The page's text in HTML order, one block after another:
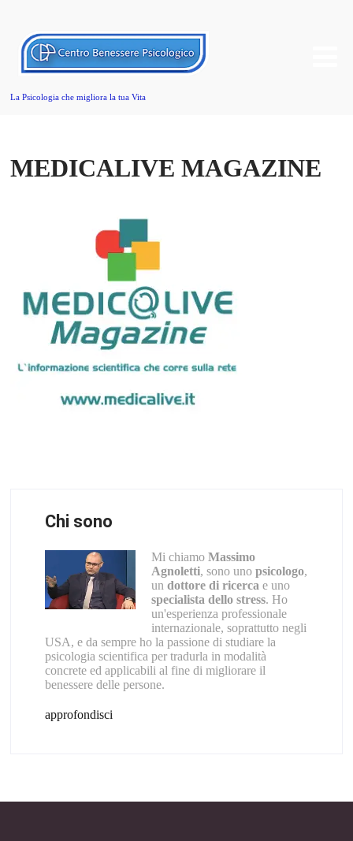
La Psicologia che migliora la tua Vita
MEDICALIVE MAGAZINE
Chi sono
Mi chiamo Massimo
Agnoletti, sono uno psicologo,
un dottore di ricerca e uno
specialista dello stress. Ho
un'esperienza professionale
internazionale, soprattutto negli
USA, e da sempre ho la passione di studiare la
psicologia scientifica per tradurla in modalità
concrete ed applicabili al fine di migliorare il
benessere delle persone.
approfondisci